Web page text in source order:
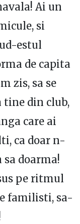
Ai un
si
estul
de capita
zis, sa se
tine din club,
care ai
ca doar n-
doarma!
pe ritmul
familisti, sa-